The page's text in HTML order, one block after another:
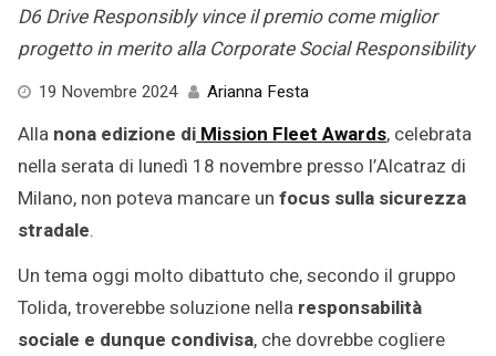
D6 Drive Responsibly vince il premio come miglior
progetto in merito alla Corporate Social Responsibility
19 Novembre 202419
2024
Arianna Festa
Alla nona edizione diMission Fleet Awards, celebrata
nella serata di lunedì 18 novembre presso l’Alcatraz di
Milano, non poteva mancare un focus sulla sicurezza
stradale.
Un tema oggi molto dibattuto che, secondo il gruppo
Tolida, troverebbe soluzione nella responsabilità
sociale e dunque condivisa, che dovrebbe cogliere